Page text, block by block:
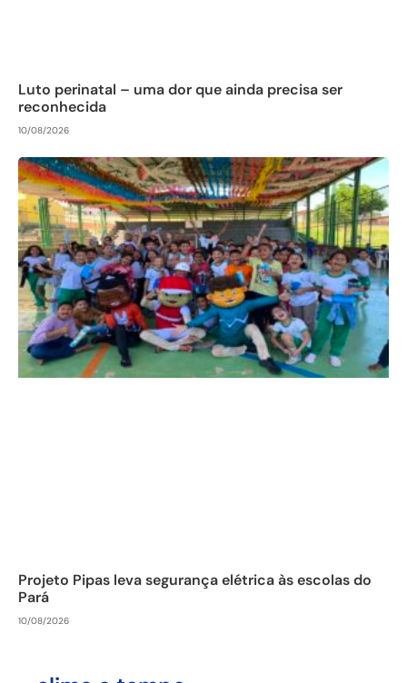
Luto perinatal – uma dor que ainda precisa ser
reconhecida
10/08/2026
Projeto Pipas leva segurança elétrica às escolas do
Pará
10/08/2026